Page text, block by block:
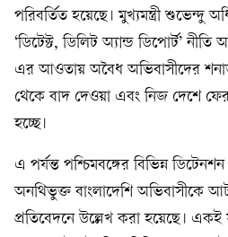
পরিবর্তিত হয়েছে। মুখ্যমন্ত্রী শুভেন্দু
‘ডিটেক্ট, ডিলিট অ্যান্ড ডিপোর্ট’
এর আওতায় অবৈধ অভিবাসীদের
থেকে বাদ দেওয়া এবং নিজ দেশে
হচ্ছে।
এ পর্যন্ত পশ্চিমবঙ্গের বিভিন্ন
অনথিভুক্ত বাংলাদেশি অভিবাসীকে
প্রতিবেদনে উল্লেখ করা হয়েছে। একই